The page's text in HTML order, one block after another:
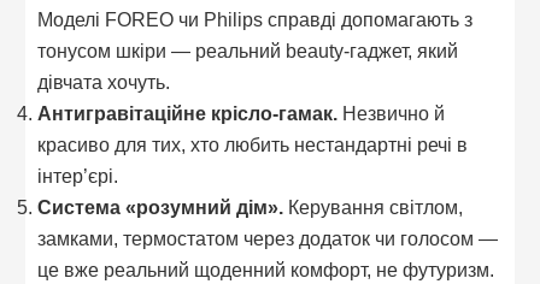
Моделі FOREO чи Philips справді допомагають з
тонусом шкіри — реальний beauty-гаджет, який
дівчата хочуть.
Антигравітаційне крісло-гамак. Незвично й
красиво для тих, хто любить нестандартні речі в
інтер’єрі.
Система «розумний дім». Керування світлом,
замками, термостатом через додаток чи голосом —
це вже реальний щоденний комфорт, не футуризм.